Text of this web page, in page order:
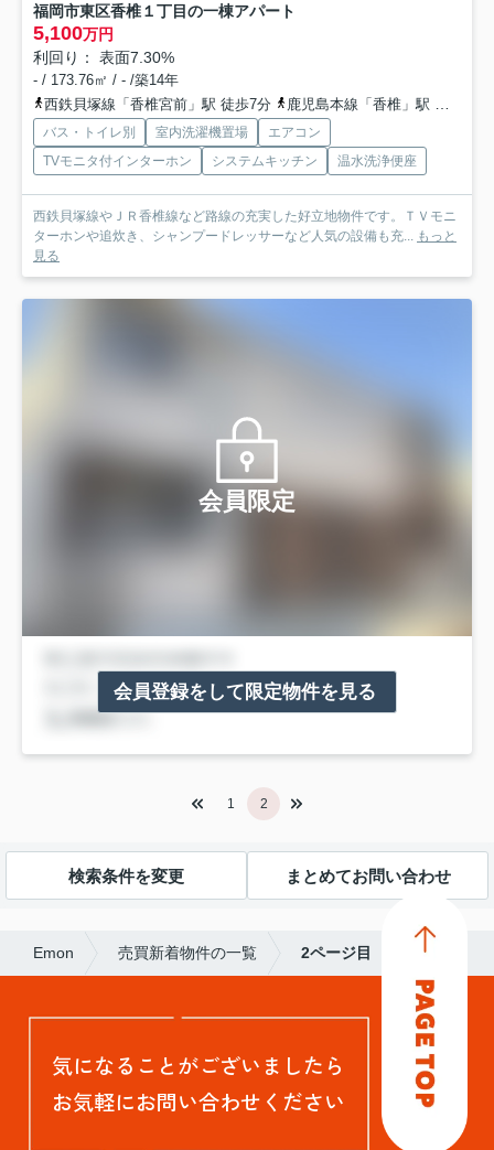
福岡市東区香椎１丁目の一棟アパート
5,100万円
利回り： 表面7.30%
- / 173.76㎡ / - /築14年
西鉄貝塚線「香椎宮前」駅 徒歩7分
鹿児島本線「香椎」駅 徒歩7分
バス・トイレ別 室内洗濯機置場
エアコン
TVモニタ付インターホン
システムキッチン 温水洗浄便座
西鉄貝塚線やＪＲ香椎線など路線の充実した好立地物件です。ＴＶモニ
ターホンや追炊き、シャンプードレッサーなど人気の設備も充... もっと
見る
会員限定
会員登録をして限定物件を見る
1 2
検索条件を変更 まとめてお問い合わせ
Emon 売買新着物件の一覧 2ページ目
気になることがございましたら
お気軽にお問い合わせください